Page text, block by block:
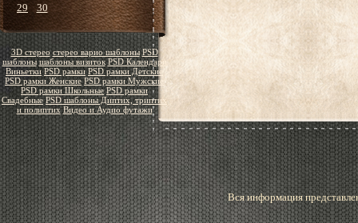
29
30
3D стерео стерео варио шаблоны PSD
шаблоны шаблоны визиток PSD Календари
Виньетки PSD рамки PSD рамки Детские
PSD рамки Женские PSD рамки Мужские
PSD рамки Школьные PSD рамки
Свадебные PSD шаблоны Диптих, триптих
и полиптих Видео и Аудио футажи
Вся информация